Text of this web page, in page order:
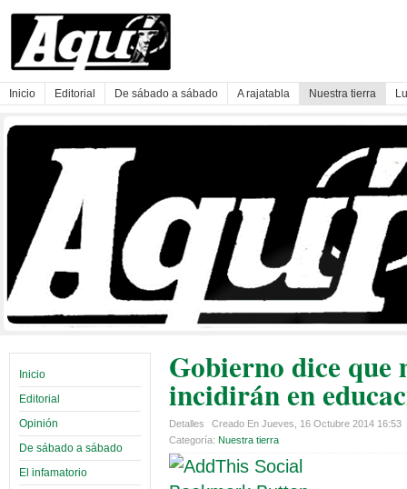
Inicio Editorial De sábado a sábado A rajatabla Nuestra tierra
Inicio
Editorial
Opinión
De sábado a sábado
El infamatorio
Gobierno dice que
incidirán en
Detalles
Creado En Jueves, 16 Octubre 2014 16:53
Categoría: Nuestra tierra